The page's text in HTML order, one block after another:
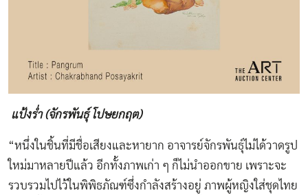
แป้งร่ำ (จักรพันธุ์ โปษยกฤต)
“หนึ่งในชิ้นที่มีชื่อเสียงและหายาก อาจารย์จักรพันธุ์ไม่ได้วาดรูป
ใหม่มาหลายปีแล้ว อีกทั้งภาพเก่า ๆ ก็ไม่นำออกขาย เพราะจะ
รวบรวมไปไว้ในพิพิธภัณฑ์ซึ่งกำลังสร้างอยู่ ภาพผู้หญิงใส่ชุดไทย